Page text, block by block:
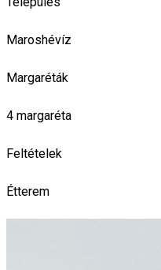
Maroshévíz
Margaréták
4 margaréta
Feltételek
Étterem